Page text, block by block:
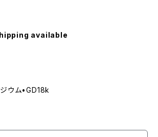
available
ウム•GD18k